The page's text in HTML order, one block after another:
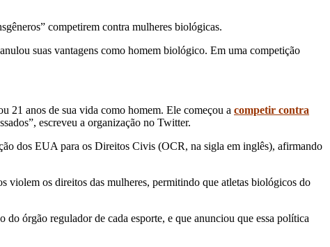
competirem contra mulheres biológicas.
suas vantagens como homem biológico. Em uma competição
21 anos de sua vida como homem. Ele começou a competir contra
escreveu a organização no Twitter.
dos EUA para os Direitos Civis (OCR, na sigla em inglês), afirmando
violem os direitos das mulheres, permitindo que atletas biológicos do
órgão regulador de cada esporte, e que anunciou que essa política